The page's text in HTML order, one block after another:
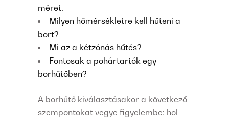
méret.
Milyen hőmérsékletre kell hűteni a
bort?
Mi az a kétzónás hűtés?
Fontosak a pohártartók egy
borhűtőben?
A borhűtő kiválasztásakor a következő
szempontokat vegye figyelembe: hol